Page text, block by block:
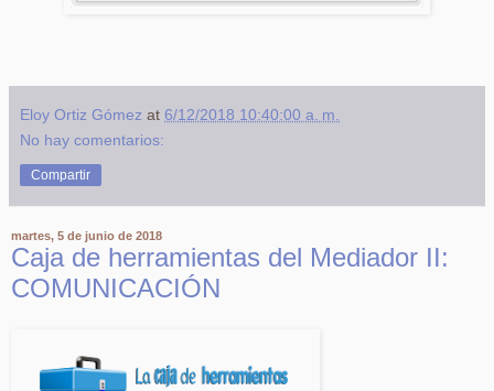
Eloy Ortiz Gómez at 6/12/2018 10:40:00 a. m.
No hay comentarios:
Compartir
martes, 5 de junio de 2018
Caja de herramientas del Mediador II:
COMUNICACIÓN